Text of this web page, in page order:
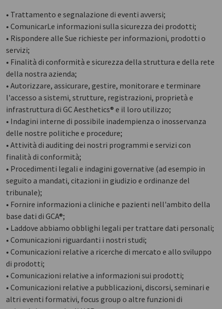
• Trattamento e segnalazione di eventi avversi;
• ComunicarLe informazioni sulla sicurezza dei prodotti;
• Rispondere alle Sue richieste per informazioni, prodotti o
servizi;
• Finalità di conformità e sicurezza della struttura e della rete
della nostra azienda;
• Autorizzare, assicurare, gestire, monitorare e terminare
l'accesso a sistemi, strutture, registrazioni, proprietà e
infrastruttura di GC Aesthetics® e il loro utilizzo;
• Indagini interne di possibile inadempienza o inosservanza
delle nostre politiche e procedure;
• Attività di auditing dei nostri programmi e servizi con
finalità di conformità;
• Procedimenti legali e indagini governative (ad esempio in
seguito a mandati, citazioni in giudizio e ordinanze del
tribunale);
• Fornire informazioni a cliniche e pazienti nell'ambito della
base dati di GCA®;
• Laddove abbiamo obblighi legali per trattare dati personali;
• Comunicazioni riguardanti i nostri studi;
• Comunicazioni relative a ricerche di mercato e allo sviluppo
di prodotti;
• Comunicazioni relative a informazioni sui prodotti;
• Comunicazioni relative a pubblicazioni, discorsi, seminari e
altri eventi formativi, focus group o altre funzioni di